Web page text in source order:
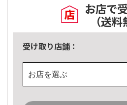
お店で
（送料
受け取り店舗：
お店を選ぶ